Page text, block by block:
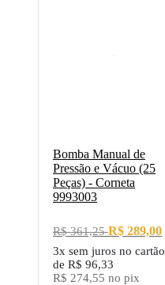
Bomba Manual de
Pressão e Vácuo (25
Peças) - Corneta
9993003
R$ 361,25R$ 289,00
3x sem juros no cartão
de R$ 96,33
R$ 274,55 no pix